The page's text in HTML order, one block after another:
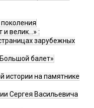
поколения
и велик…» :
зарубежных
балет»
истории на памятнике
Сергея Васильевича